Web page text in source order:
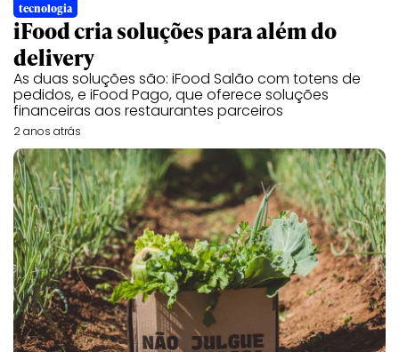
tecnologia
iFood cria soluções para além do
delivery
As duas soluções são: iFood Salão com totens de
pedidos, e iFood Pago, que oferece soluções
financeiras aos restaurantes parceiros
2 anos atrás